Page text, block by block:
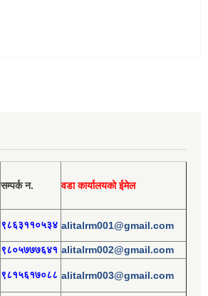
सम्पर्क न. वडा कार्यालयको ईमेल
९८६३११०५३४ alitalrm001@gmail.com
९८०५७७७६४१ alitalrm002@gmail.com
९८१५६१७०८८ alitalrm003@gmail.com